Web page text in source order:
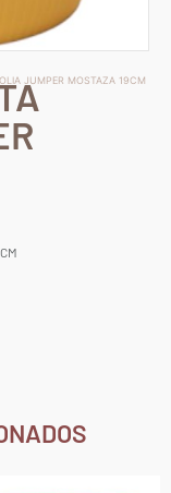
JUMPER MOSTAZA 19CM